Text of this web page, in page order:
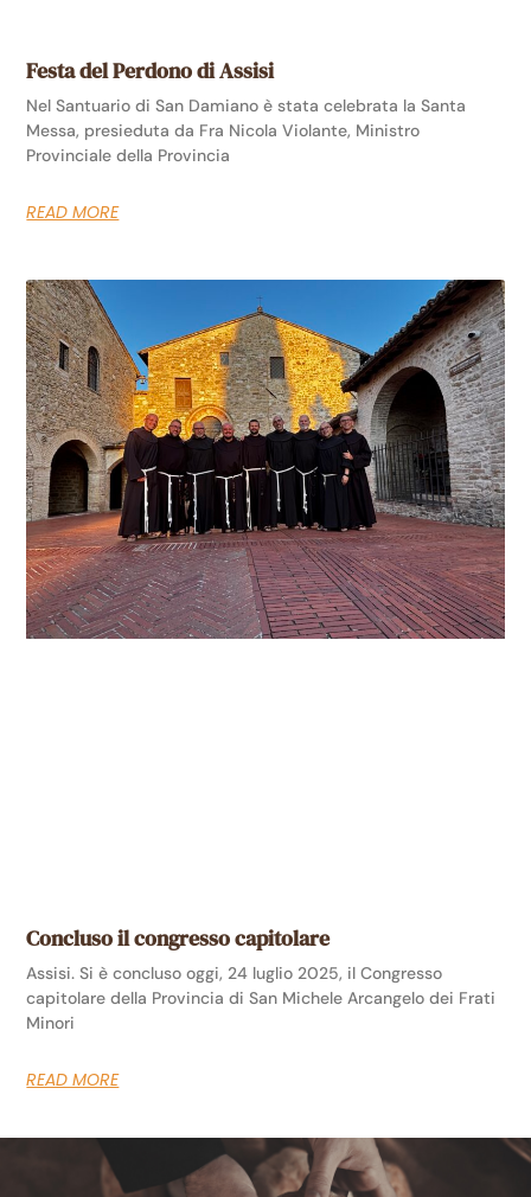
Festa del Perdono di Assisi
Nel Santuario di San Damiano è stata celebrata la Santa
Messa, presieduta da Fra Nicola Violante, Ministro
Provinciale della Provincia
READ MORE
Concluso il congresso capitolare
Assisi. Si è concluso oggi, 24 luglio 2025, il Congresso
capitolare della Provincia di San Michele Arcangelo dei Frati
Minori
READ MORE